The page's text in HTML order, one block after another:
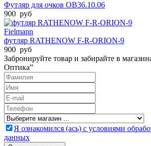
Футляр для очков OB36.10.06
900 руб
Fielmann
футляр RATHENOW F-R-ORION-9
900 руб
Забронируйте товар и забирайте в
Оптика”
Я ознакомился (ась) с условиями
данных